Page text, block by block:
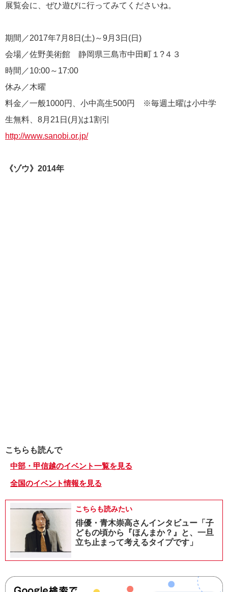
展覧会に、ぜひ遊びに行ってみてくださいね。
期間／2017年7月8日(土)～9月3日(日)
会場／佐野美術館 静岡県三島市中田町１?４３
時間／10:00～17:00
休み／木曜
料金／一般1000円、小中高生500円 ※毎週土曜は小中学
生無料、8月21日(月)は1割引
http://www.sanobi.or.jp/
《ゾウ》2014年
こちらも読んで
中部・甲信越のイベント一覧を見る
全国のイベント情報を見る
こちらも読みたい
俳優・青木崇高さんインタビュー「子
どもの頃から『ほんまか？』と、一旦
立ち止まって考えるタイプです」